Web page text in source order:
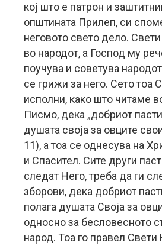
кој што е патрон и
општината Прилеп, си
неговото свето дело.
во народот, а Господ му
поучува и советува
се грижи за него. Сето тоа
исполни, како што читаме
Писмо, дека „добриот
душата своја за овците
11), а тоа се однесува на
и Спасител. Сите други
следат Него, треба да ги
зборови, дека добриот
полага душата Своја за
односно за бесловесното
народ. Тоа го правел